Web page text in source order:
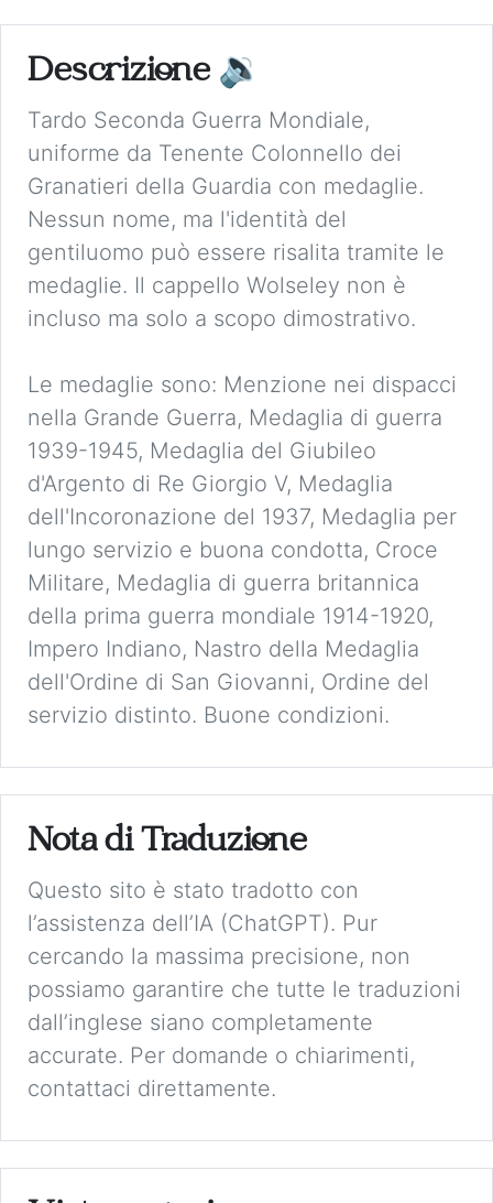
Descrizione 🔉
Tardo Seconda Guerra Mondiale,
uniforme da Tenente Colonnello dei
Granatieri della Guardia con medaglie.
Nessun nome, ma l'identità del
gentiluomo può essere risalita tramite le
medaglie. Il cappello Wolseley non è
incluso ma solo a scopo dimostrativo.
Le medaglie sono: Menzione nei dispacci
nella Grande Guerra, Medaglia di guerra
1939-1945, Medaglia del Giubileo
d'Argento di Re Giorgio V, Medaglia
dell'Incoronazione del 1937, Medaglia per
lungo servizio e buona condotta, Croce
Militare, Medaglia di guerra britannica
della prima guerra mondiale 1914-1920,
Impero Indiano, Nastro della Medaglia
dell'Ordine di San Giovanni, Ordine del
servizio distinto. Buone condizioni.
Nota di Traduzione
Questo sito è stato tradotto con
l’assistenza dell’IA (ChatGPT). Pur
cercando la massima precisione, non
possiamo garantire che tutte le traduzioni
dall’inglese siano completamente
accurate. Per domande o chiarimenti,
contattaci direttamente.